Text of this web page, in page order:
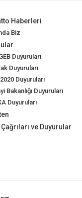
Haberleri
Biz
Duyuruları
Duyuruları
Duyuruları
Bakanlığı Duyuruları
Duyuruları
ve Duyurular